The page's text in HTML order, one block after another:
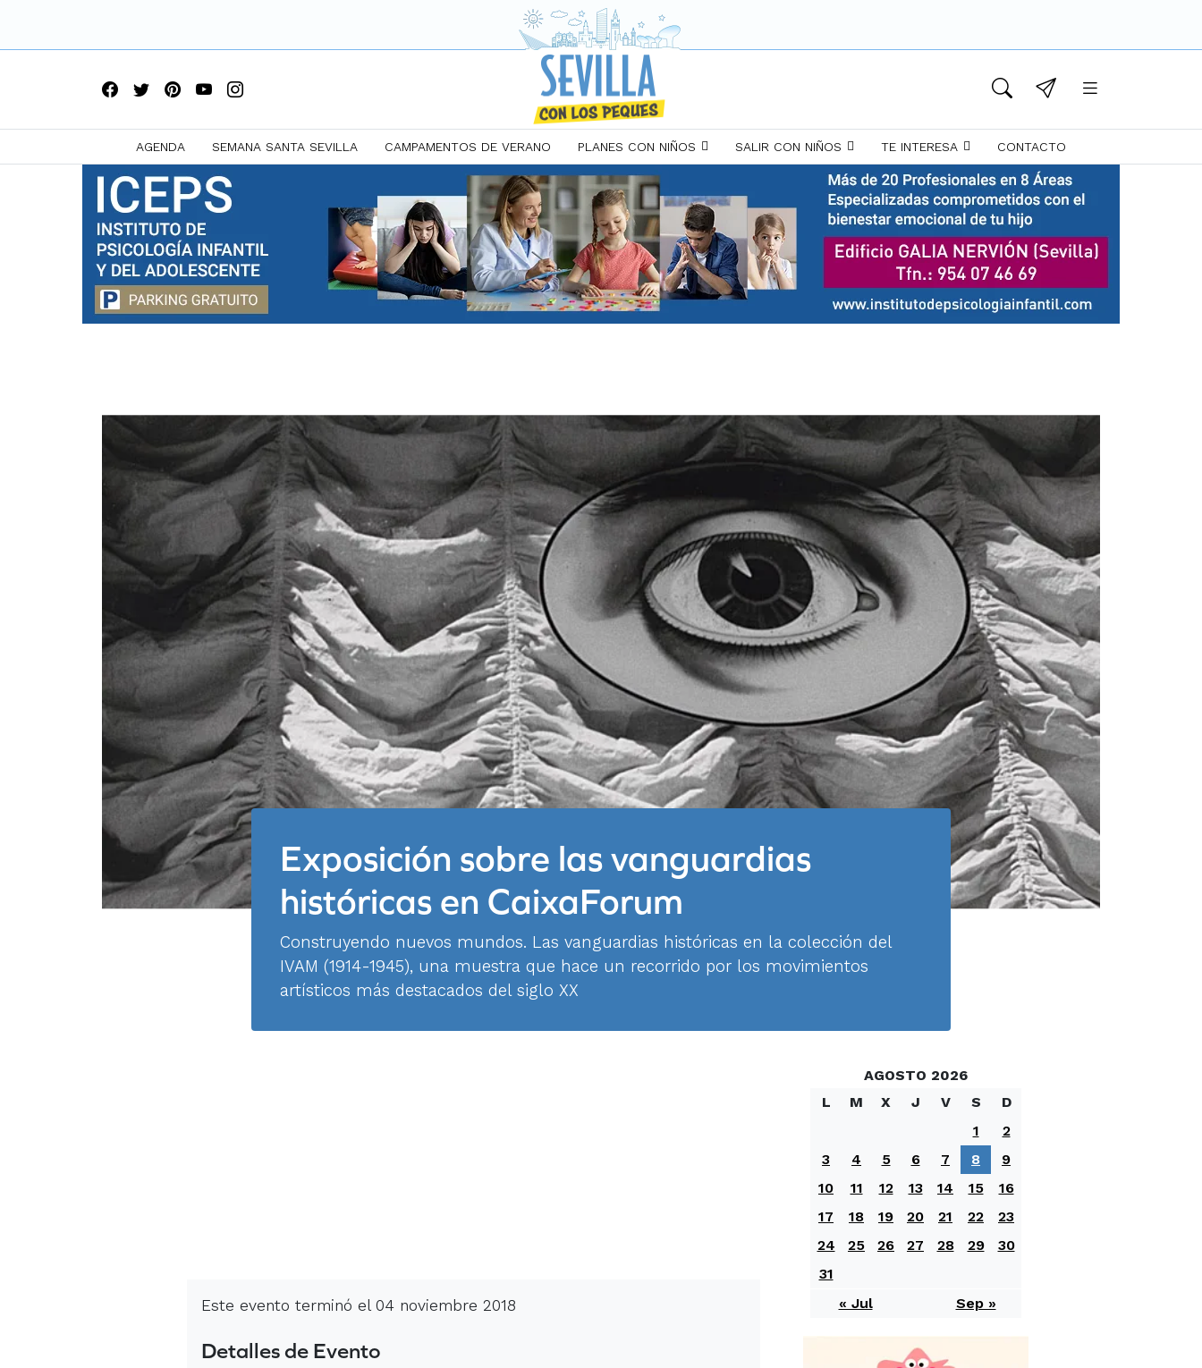
AGENDA SEMANA SANTA SEVILLA CAMPAMENTOS DE VERANO PLANES CON NIÑOS SALIR CON NIÑOS TE INTERESA CONTACTO
Exposición sobre las vanguardias
históricas en CaixaForum
Construyendo nuevos mundos. Las vanguardias históricas en la colección del
IVAM (1914-1945), una muestra que hace un recorrido por los movimientos
artísticos más destacados del siglo XX
Este evento terminó el 04 noviembre 2018
Detalles de Evento
AGOSTO 2026
L
M X J V S
D
1
2
3
4 5 6 7 8
9
10
11 12 13 14 15
16
17
18 19 20 21 22
23
24
25 26 27 28 29
30
31
« Jul
Sep »